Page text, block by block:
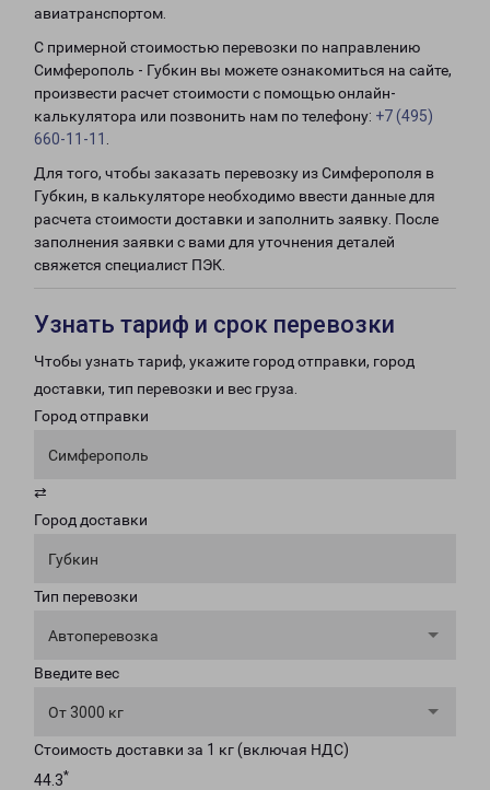
авиатранспортом.
С примерной стоимостью перевозки по направлению
Симферополь - Губкин вы можете ознакомиться на сайте,
произвести расчет стоимости с помощью онлайн-
калькулятора или позвонить нам по телефону: +7 (495)
660-11-11
Для того, чтобы заказать перевозку из Симферополя в
Губкин, в калькуляторе необходимо ввести данные для
расчета стоимости доставки и заполнить заявку. После
заполнения заявки с вами для уточнения деталей
свяжется специалист ПЭК.
Узнать тариф и срок перевозки
Чтобы узнать тариф, укажите город отправки, город
доставки, тип перевозки и вес груза.
Город отправки
Симферополь
⇄
Город доставки
Губкин
Тип перевозки
Автоперевозка
Введите вес
От 3000 кг
Стоимость доставки за 1 кг (включая НДС)
44.3*